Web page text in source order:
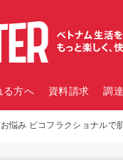
る方へ 資料請求 調
悩み ピコフラクショナルで